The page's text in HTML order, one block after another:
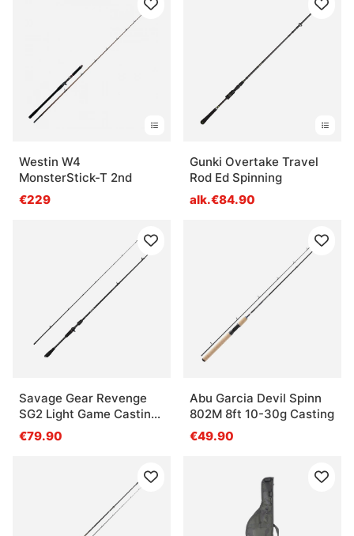
Westin W4
MonsterStick-T 2nd
€229
Gunki Overtake Travel
Rod Ed Spinning
alk.€84.90
Savage Gear Revenge
SG2 Light Game Casting
- 213cm, 6'1'' 7-22g 2pcs
€79.90
Abu Garcia Devil Spinn
802M 8ft 10-30g Casting
€49.90